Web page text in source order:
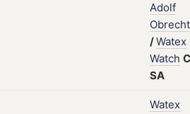
Adolf
Obrecht
/Watex
Watch
SA
Watex